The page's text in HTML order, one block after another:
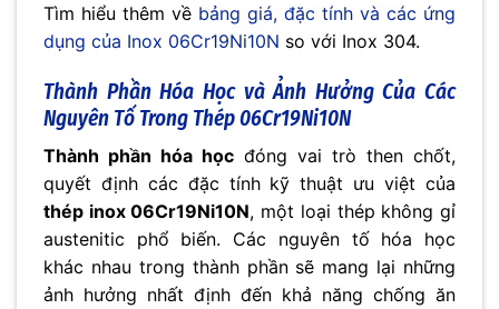
Tìm hiểu thêm về bảng giá, đặc tính và các ứng
dụng của Inox 06Cr19Ni10N so với Inox 304.
Thành Phần Hóa Học và Ảnh Hưởng Của Các
Nguyên Tố Trong Thép 06Cr19Ni10N
Thành phần hóa học đóng vai trò then chốt,
quyết định các đặc tính kỹ thuật ưu việt của
thép inox 06Cr19Ni10N, một loại thép không gỉ
austenitic phổ biến. Các nguyên tố hóa học
khác nhau trong thành phần sẽ mang lại những
ảnh hưởng nhất định đến khả năng chống ăn